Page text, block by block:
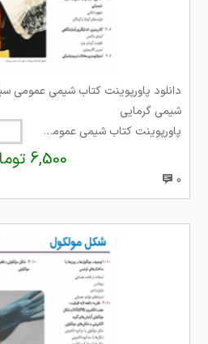
دانلود پاورپوینت کتاب شیمی عمومی
شیمی گرمایی
پاورپوینت کتاب شیمی عمومی سیلبربرگ
6,500 تومان
0